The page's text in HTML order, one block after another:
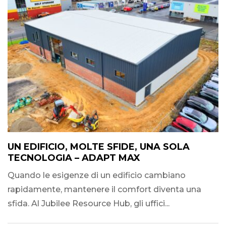
UN EDIFICIO, MOLTE SFIDE, UNA SOLA
TECNOLOGIA – ADAPT MAX
Quando le esigenze di un edificio cambiano
rapidamente, mantenere il comfort diventa una
sfida. Al Jubilee Resource Hub, gli uffici...